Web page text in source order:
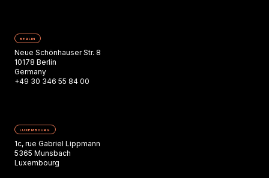
BERLIN
Neue Schönhauser Str. 8
10178 Berlin
Germany
+49 30 346 55 84 00
LUXEMBOURG
1c, rue Gabriel Lippmann
5365 Munsbach
Luxembourg